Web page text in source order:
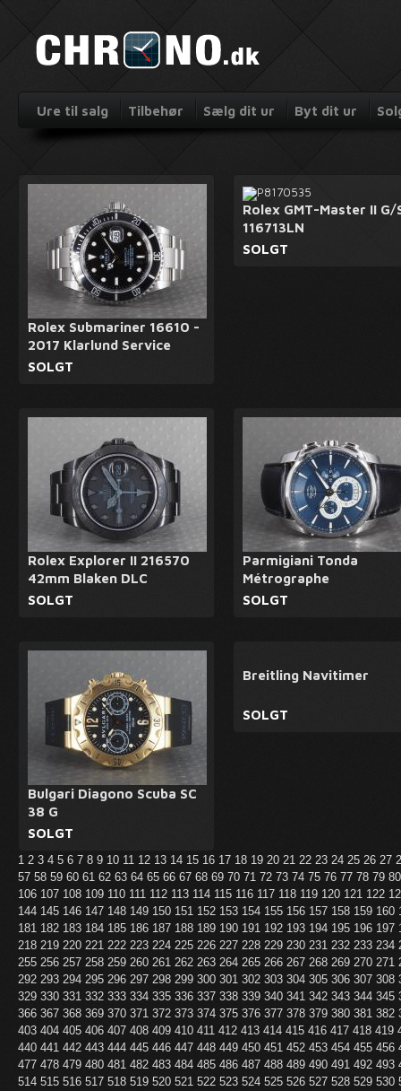
Ure til salg Tilbehør Sælg dit ur Byt dit ur
Rolex Submariner 16610 -
2017 Klarlund Service
SOLGT
Rolex GMT-Master II G/
116713LN
SOLGT
Rolex Explorer II 216570
42mm Blaken DLC
SOLGT
Parmigiani Tonda
Métrographe
SOLGT
Bulgari Diagono Scuba SC
38 G
SOLGT
Breitling Navitimer
SOLGT
1 2 3 4 5 6 7 8 9 10 11 12 13 14 15 16 17 18 19 20 21 22 23 24 25 26 27
57 58 59 60 61 62 63 64 65 66 67 68 69 70 71 72 73 74 75 76 77 78 79
106 107 108 109 110 111 112 113 114 115 116 117 118 119 120 121 122
144 145 146 147 148 149 150 151 152 153 154 155 156 157 158 159 160
181 182 183 184 185 186 187 188 189 190 191 192 193 194 195 196 197
218 219 220 221 222 223 224 225 226 227 228 229 230 231 232 233 234
255 256 257 258 259 260 261 262 263 264 265 266 267 268 269 270 271
292 293 294 295 296 297 298 299 300 301 302 303 304 305 306 307 308
329 330 331 332 333 334 335 336 337 338 339 340 341 342 343 344 345
366 367 368 369 370 371 372 373 374 375 376 377 378 379 380 381 382
403 404 405 406 407 408 409 410 411 412 413 414 415 416 417 418 419
440 441 442 443 444 445 446 447 448 449 450 451 452 453 454 455 456
477 478 479 480 481 482 483 484 485 486 487 488 489 490 491 492 493
514 515 516 517 518 519 520 521 522 523 524 525 526 527 528 529 530